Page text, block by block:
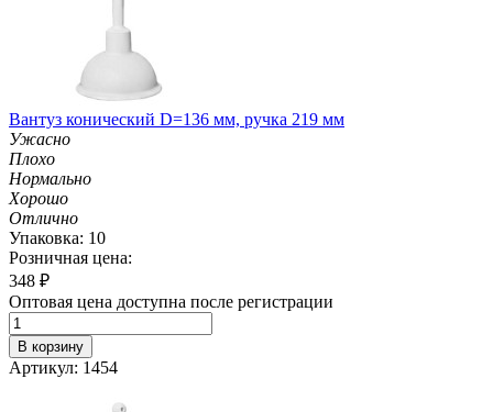
Вантуз конический D=136 мм, ручка 219 мм
Ужасно
Плохо
Нормально
Хорошо
Отлично
Упаковка: 10
Розничная цена:
348 ₽
Оптовая цена доступна после регистрации
В корзину
Артикул: 1454